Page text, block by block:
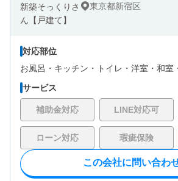
東京都新宿区
対応部位
お風呂・ キッチン・ トイレ・ 洋室・ 和室
サービス
補助金対応 LINE対応可
ローン対応 瑕疵保険
この会社に問い合わ